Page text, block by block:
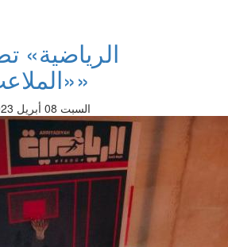
«الملاعب المطبوعة»
السبت 08 أبريل 2023 11:51 مساءً